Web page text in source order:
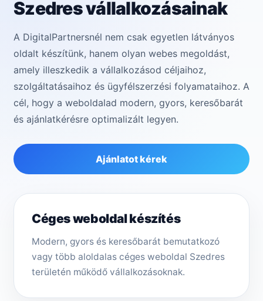
Szedres vállalkozásainak
A DigitalPartnersnél nem csak egyetlen látványos
oldalt készítünk, hanem olyan webes megoldást,
amely illeszkedik a vállalkozásod céljaihoz,
szolgáltatásaihoz és ügyfélszerzési folyamataihoz. A
cél, hogy a weboldalad modern, gyors, keresőbarát
és ajánlatkérésre optimalizált legyen.
Ajánlatot kérek
Céges weboldal készítés
Modern, gyors és keresőbarát bemutatkozó
vagy több aloldalas céges weboldal Szedres
területén működő vállalkozásoknak.